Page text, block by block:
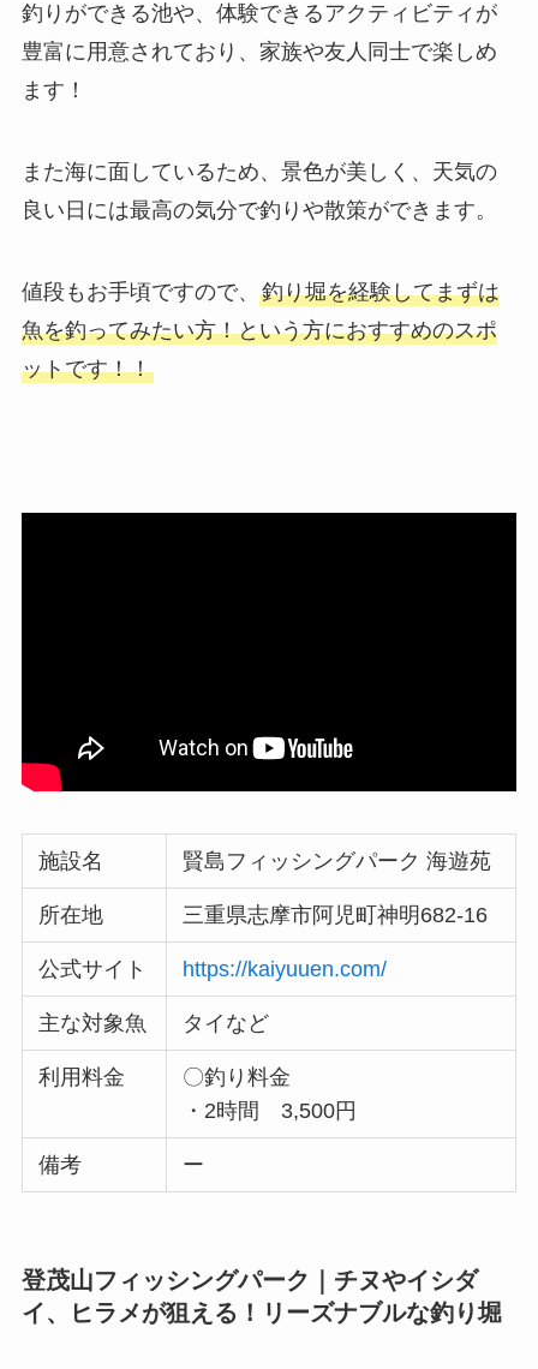
釣りができる池や、体験できるアクティビティが
豊富に用意されており、家族や友人同士で楽しめ
ます！
また海に面しているため、景色が美しく、天気の
良い日には最高の気分で釣りや散策ができます。
値段もお手頃ですので、 釣り堀を経験してまずは
魚を釣ってみたい方！という方におすすめのスポ
ットです！！
施設名 賢島フィッシングパーク 海遊苑
所在地 三重県志摩市阿児町神明682-16
公式サイト https://kaiyuuen.com/
主な対象魚 タイなど
利用料金
〇釣り料金
・2時間 3,500円
備考 ー
登茂山フィッシングパーク ｜チヌやイシダ
イ、ヒラメが狙える！リーズナブルな釣り堀